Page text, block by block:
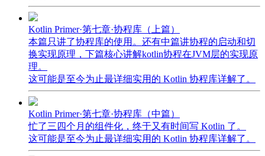
Kotlin Primer·第七章·协程库（上篇）
本篇只讲了协程库的使用。还有中篇讲协程的启动和切
换实现原理，下篇核心讲解kotlin协程在JVM层的实现原
理。
这可能是至今为止最详细实用的 Kotlin 协程库详解了。
Kotlin Primer·第七章·协程库（中篇）
忙了三四个月的组件化，终于又有时间写 Kotlin 了。
这可能是至今为止最详细实用的 Kotlin 协程库详解了。